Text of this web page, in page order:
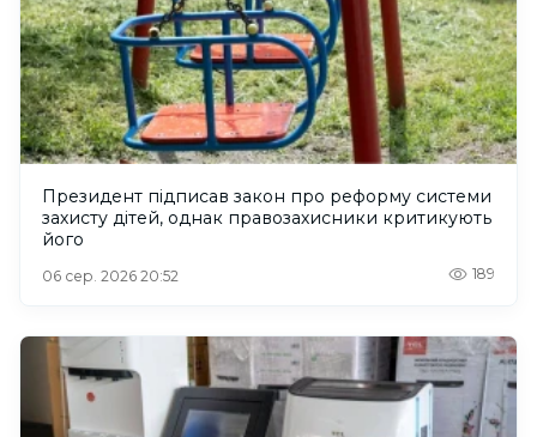
Президент підписав закон про реформу системи
захисту дітей, однак правозахисники критикують
його
06 сер. 2026 20:52 189